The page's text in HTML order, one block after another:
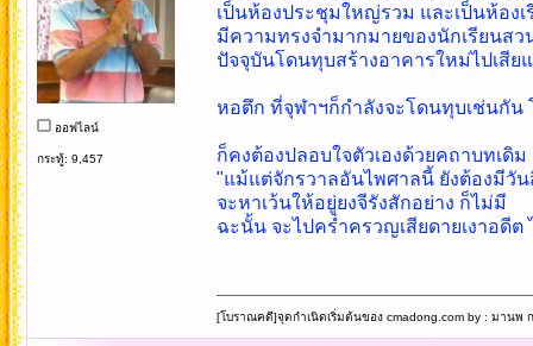
ออฟไลน์
กระทู้: 9,457
เป็นห้องประชุมใหญ่รวม และเป็นห้อง
มีความทรงจำมากมายของนักเรียนส
ปัจจุบันโดนทุบสร้างอาคารใหม่ไปเสีย
หอตึก ที่จุฬาฯก็กำลังจะโดนทุบเช่นกัน
ก็คงต้องปลอบใจตัวเองด้วยคถาบทเดิ
"แม้แต่จักรวาลอันไพศาลนี้ ยังต้องมีวั
จะหาเว้นให้อยู่ยงจีรังสักอย่าง ก็ไม่มี
ฉะนั้น จะไปคร่ำครวญเสียดายเงาอดีต
[โบราณคดี]จุดกำเนิดเริ่มต้นของ cmadong.com by : มานพ